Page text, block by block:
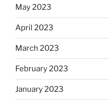
May 2023
April 2023
March 2023
February 2023
January 2023